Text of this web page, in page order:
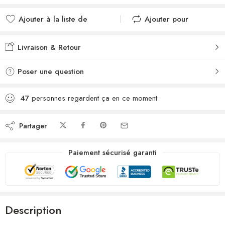
Ajouter à la liste de
Ajouté à la liste de
Ajouter pour
Livraison & Retour
Poser une question
47 personnes regardent ça en ce moment
Partager
Paiement sécurisé garanti
Description